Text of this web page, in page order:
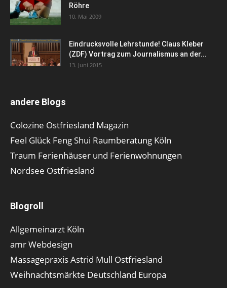
Röhre
10. Mai 2009
Eindrucksvolle Lehrstunde! Claus Kleber
(ZDF) Vortrag zum Journalismus an der...
13. Juni 2015
andere Blogs
Colozine Ostfriesland Magazin
Feel Glück Feng Shui Raumberatung Köln
Traum Ferienhäuser und Ferienwohnungen
Nordsee Ostfriesland
Blogroll
Allgemeinarzt Köln
amr Webdesign
Massagepraxis Astrid Mull Ostfriesland
Weihnachtsmärkte Deutschland Europa